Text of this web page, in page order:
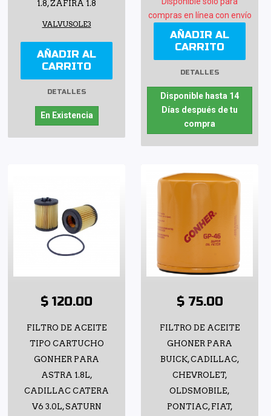
1.8, ZAFIRA 1.8
VALVUSOLE3
AÑADIR AL
CARRITO
DETALLES
En Existencia
compras en línea con envío
AÑADIR AL
CARRITO
DETALLES
Disponible hasta 14
Días después de tu
compra
$ 120.00
FILTRO DE ACEITE
TIPO CARTUCHO
GONHER PARA
ASTRA 1.8L,
CADILLAC CATERA
V6 3.0L, SATURN
$ 75.00
FILTRO DE ACEITE
GHONER PARA
BUICK, CADILLAC,
CHEVROLET,
OLDSMOBILE,
PONTIAC, FIAT,